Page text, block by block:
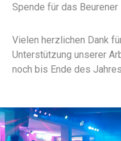
Spende für das Beurener
Vielen herzlichen Dank
Unterstützung unserer
noch bis Ende des